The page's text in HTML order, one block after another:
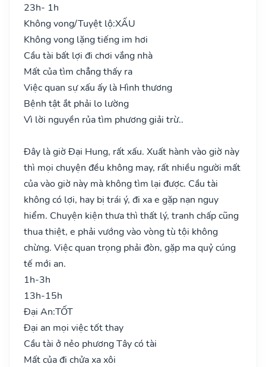
23h- 1h
Không vong/Tuyệt lộ:XẤU
Không vong lặng tiếng im hơi
Cầu tài bất lợi đi chơi vắng nhà
Mất của tìm chẳng thấy ra
Việc quan sự xấu ấy là Hình thương
Bệnh tật ắt phải lo lường
Vì lời nguyền rủa tìm phương giải trừ..
Đây là giờ Đại Hung, rất xấu. Xuất hành vào giờ này
thì mọi chuyện đều không may, rất nhiều người mất
của vào giờ này mà không tìm lại được. Cầu tài
không có lợi, hay bị trái ý, đi xa e gặp nạn nguy
hiểm. Chuyện kiện thưa thì thất lý, tranh chấp cũng
thua thiệt, e phải vướng vào vòng tù tội không
chừng. Việc quan trọng phải đòn, gặp ma quỷ cúng
tế mới an.
1h-3h
13h-15h
Đại An:TỐT
Đại an mọi việc tốt thay
Cầu tài ở nẻo phương Tây có tài
Mất của đi chửa xa xôi